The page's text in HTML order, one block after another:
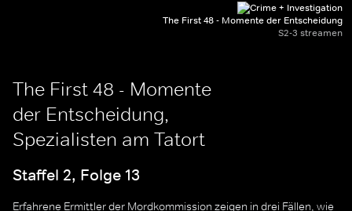
The First 48 - Momente der Entscheidung
S2-3 streamen
The First 48 - Momente
der Entscheidung,
Spezialisten am Tatort
Staffel 2, Folge 13
Erfahrene Ermittler der Mordkommission zeigen in drei Fällen, wie